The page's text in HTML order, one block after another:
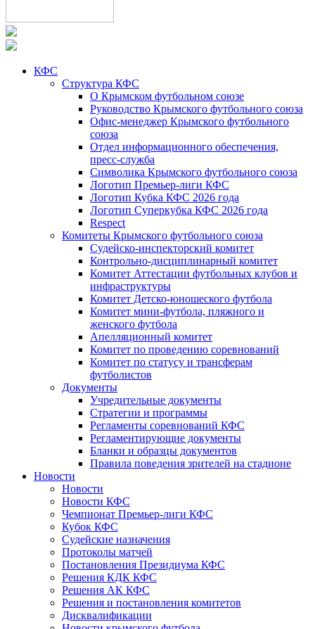
КФС
Структура КФС
О Крымском футбольном союзе
Руководство Крымского футбольного союза
Офис-менеджер Крымского футбольного
союза
Отдел информационного обеспечения,
пресс-служба
Символика Крымского футбольного союза
Логотип Премьер-лиги КФС
Логотип Кубка КФС 2026 года
Логотип Суперкубка КФС 2026 года
Respect
Комитеты Крымского футбольного союза
Судейско-инспекторский комитет
Контрольно-дисциплинарный комитет
Комитет Аттестации футбольных клубов и
инфраструктуры
Комитет Детско-юношеского футбола
Комитет мини-футбола, пляжного и
женского футбола
Апелляционный комитет
Комитет по проведению соревнований
Комитет по статусу и трансферам
футболистов
Документы
Учредительные документы
Стратегии и программы
Регламенты соревнований КФС
Регламентирующие документы
Бланки и образцы документов
Правила поведения зрителей на стадионе
Новости
Новости
Новости КФС
Чемпионат Премьер-лиги КФС
Кубок КФС
Судейские назначения
Протоколы матчей
Постановления Президиума КФС
Решения КДК КФС
Решения АК КФС
Решения и постановления комитетов
Дисквалификации